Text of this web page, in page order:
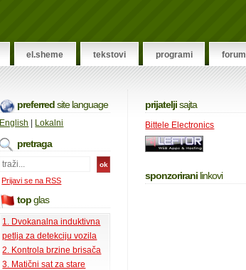
el.sheme tekstovi programi forum
preferredsite language
English Lokalni
pretraga
Prijavi se na RSS
topglas
1. Dvokanalna induktivna
petlja za detekciju vozila
2. Kontrola brzine brisača
3. Matični sat za stare
prijateljisajta
Bittele Electronics
sponzorirani linkovi